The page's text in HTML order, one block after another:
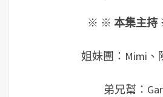
※ ※ 本集主持
姐妹團：Mimi、
弟兄幫：